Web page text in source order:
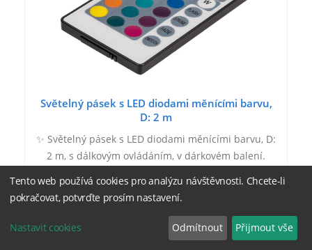
Světelný pásek s LED diodami měnícími barvu,
D: 2 m
✨ Světelný pásek s LED diodami měnícími barvu, D:
2 m, s dálkovým ovládáním, v dárkovém balení.
329 Kč
Tento web používá cookies pro analýzu návštěvnosti. Chcete-li
pokračovat, potvrďte prosím nastavení.
Nastavit cookies Odmítnout Přijmout vše